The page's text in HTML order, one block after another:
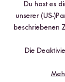
✔️ 25 leckere
✔️ Von Sushi über
Du hast es
unserer (US-
beschriebenen
Die